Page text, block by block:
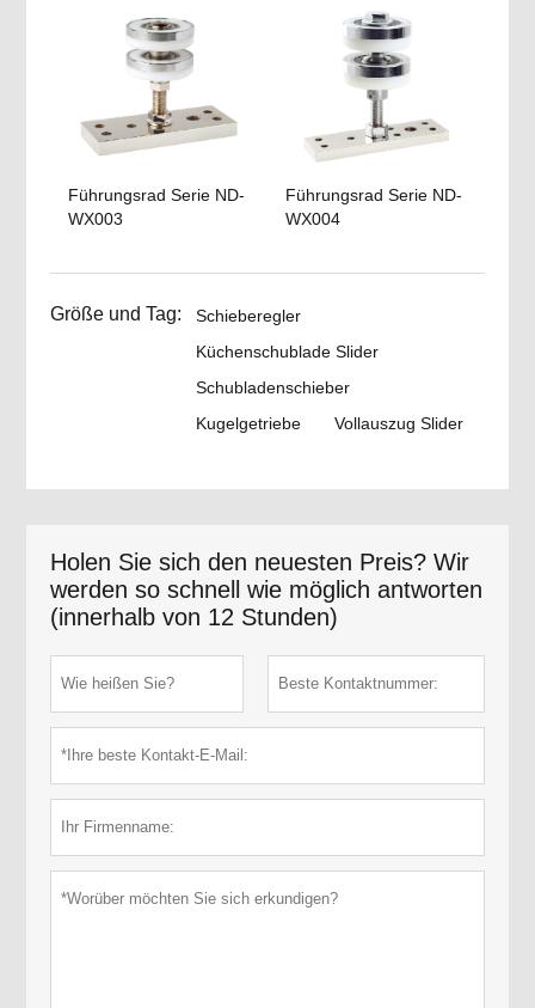
Führungsrad Serie ND-
WX003
Führungsrad Serie ND-
WX004
Größe und Tag:
Schieberegler
Küchenschublade Slider
Schubladenschieber
Kugelgetriebe
Vollauszug Slider
Holen Sie sich den neuesten Preis? Wir
werden so schnell wie möglich antworten
(innerhalb von 12 Stunden)